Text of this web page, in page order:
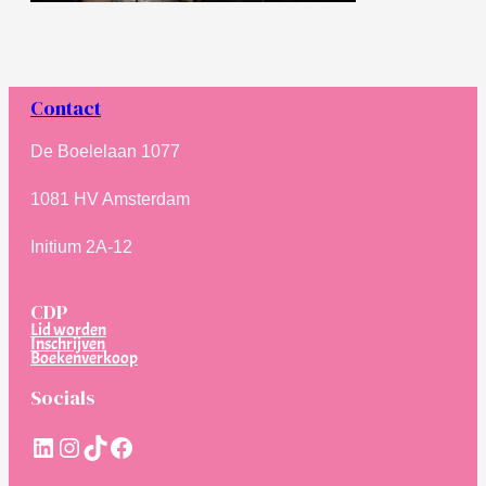
Contact
De Boelelaan 1077
1081 HV Amsterdam
Initium 2A-12
CDP
Lid worden
Inschrijven
Boekenverkoop
Socials
LinkedIn
Instagram
TikTokFacebook